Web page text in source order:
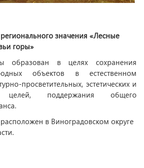
значения «Лесные
горы»
образован в целях сохранения
объектов в естественном
просветительных, эстетических и
целей, поддержания общего
в Виноградовском округе